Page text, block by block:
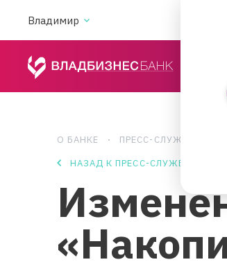
Владимир
О БАНКЕ ПРЕСС-СЛУЖБА
НАЗАД К ПРЕСС-СЛУЖБЕ